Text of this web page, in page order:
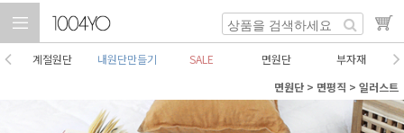
계절원단 내원단만들기 SALE 면원단
부자재
면원단 > 면평직 > 일러스트